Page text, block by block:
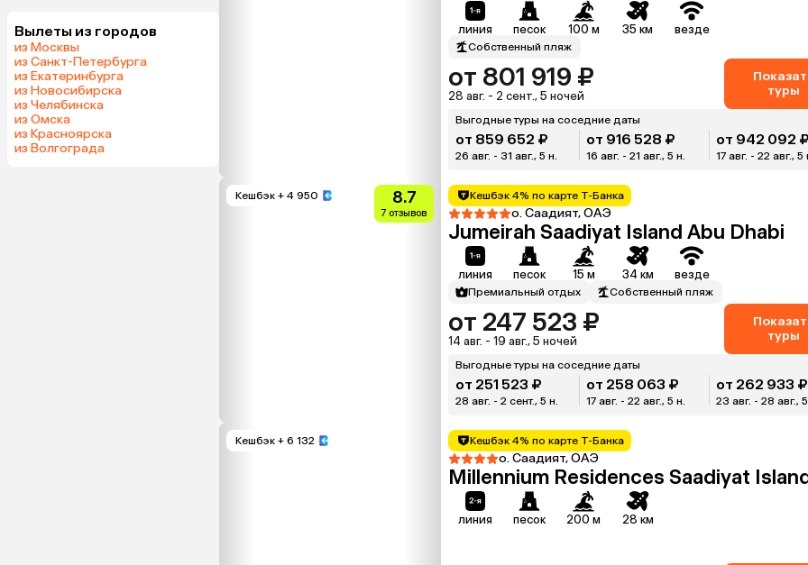
Вылеты из городов
из Москвы
из Санкт-Петербурга
из Екатеринбурга
из Новосибирска
из Челябинска
из Омска
из Красноярска
из Волгограда
линия песок 100 м 35 км везде
Собственный пляж
от 801 919 ₽
28 авг. - 2 сент., 5 ночей
туры
Выгодные туры на соседние даты
от 859 652 ₽
26 авг. - 31 авг., 5 н.
от 916 528 ₽
16 авг. - 21 авг., 5 н.
от 942 092
17 авг. - 22 авг., 5
Кешбэк + 4 950 8.7
7 отзывов
Кешбэк 4% по карте Т-Банка
о. Саадият, ОАЭ
Jumeirah Saadiyat Island Abu Dhabi
линия песок 15 м 34 км везде
Премиальный отдых Собственный пляж
от 247 523 ₽
14 авг. - 19 авг., 5 ночей
туры
Выгодные туры на соседние даты
от 251 523 ₽
28 авг. - 2 сент., 5 н.
от 258 063 ₽
17 авг. - 22 авг., 5 н.
от 262 933 ₽
23 авг. - 28 авг.,
Кешбэк + 6 132 Кешбэк 4% по карте Т-Банка
о. Саадият, ОАЭ
Millennium Residences Saadiyat
линия песок 200 м 28 км